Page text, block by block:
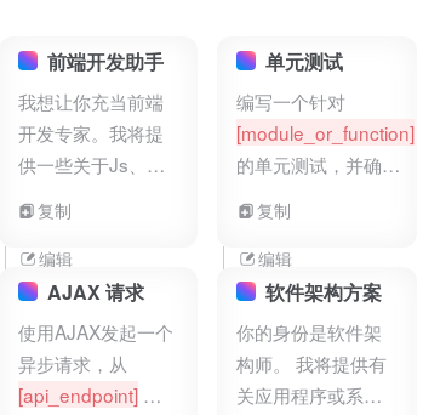
出表现最佳和最差
的视频类型，分析
原因，输出为数据
报表形式，附带优
化视频内容的策
略。
赞数和评论数），
分析数据波动原因
（如选题、发布时
间影响），并给出
提升文章互动量的
建议，输出为数据
分析报告。
前端开发助手
我想让你充当前端
开发专家。我将提
供一些关于Js、
题的具体信息，而
你的工作就是想出
为我解决问题的策
略。这可能包括建
议代码、代码逻辑
思路策略。
复制
编辑
单元测试
编写一个针对
[module_or_function]
的单元测试，并确保
的[edge_cases]
复制
编辑
AJAX 请求
使用AJAX发起一个
异步请求，从
[api_endpoint]获
软件架构方案
你的身份是软件架
构师。 我将提供有
关应用程序或系统